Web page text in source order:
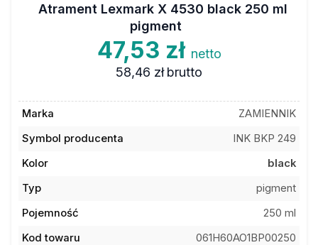
Atrament Lexmark X 4530 black 250 ml
pigment
47,53 zł netto
58,46 zł brutto
Marka
ZAMIENNIK
Symbol producenta
INK BKP 249
Kolor
black
Typ
pigment
Pojemność
250 ml
Kod towaru
061H60AO1BP00250